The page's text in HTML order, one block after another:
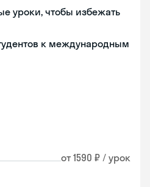
уроки, чтобы избежать
к международным
от 1590 ₽ / урок